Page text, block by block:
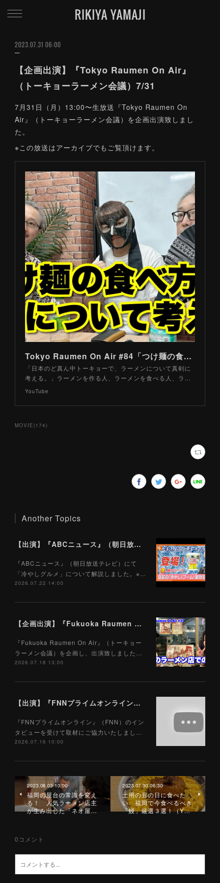
RIKIYA YAMAJI
2023.07.31 06:00
【企画出演】『Tokyo Raumen On Air』
（トーキョーラーメン会議）7/31
7月31日（月）13:00〜生放送『Tokyo Raumen On
Air』（トーキョーラーメン会議）を企画出演致しまし
た。
※この放送はアーカイブでもご覧頂けます。
Tokyo Raumen On Air #84「つけ麺の食べ方について考える」
「日本のど真ん中トーキョーで、ラーメンについて真剣に
考える。」ラーメンを作る人、ラーメンを食べる人、ラ…
YouTube
MOVIE (174)
Another Topics
【出演】『ABCニュース』（朝日放送テレビ）7/22
『ABCニュース』（朝日放送テレビ）にて
「冷やしグルメ」について解説しました。※…
2026.07.22 14:00
【企画出演】『Fukuoka Raumen On Air』（トーキョーラーメン会議）7/18
『Fukuoka Raumen On Air』（トーキョー
ラーメン会議）を企画し、出演致しました…
2026.07.18 13:00
【出演】『FNNプライムオンライン』（FNN）7/16
『FNNプライムオンライン』（FNN）のイン
タビューを受けて取材にご協力いたしまし…
2026.07.16 10:00
2023.08.03 10:00
福岡の屋台の常識を変え
る！ 人気ラーメン店主
が生み出した「ネオ屋…
2023.07.30 06:30
土用の丑の日に食べた
い 福岡で今食べるべき
「鰻」厳選３選！（Y…
0 コメント